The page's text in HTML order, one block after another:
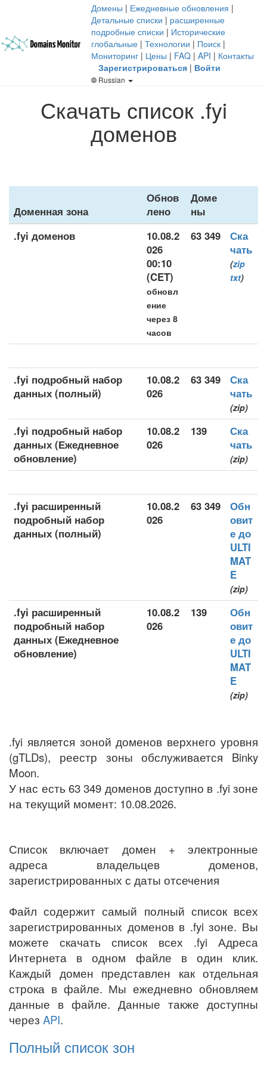
Домены | Ежедневные обновления |
Детальные списки | расширенные
подробные списки | Исторические
глобальные | Технологии | Поиск |
Мониторинг | Цены | FAQ | API | Контакты
Зарегистрироваться | Войти
Russian
Скачать список .fyi
доменов
Доменная зона
Обнов
лено
Доме
ны
.fyi доменов
10.08.2
026
00:10
(CET)
обновл
ение
через 8
часов
63 349
Ска
чать
(zip
txt)
.fyi подробный набор
данных (полный)
10.08.2
026
63 349
Ска
чать
(zip)
.fyi подробный набор
данных (Ежедневное
обновление)
10.08.2
026
139
Ска
чать
(zip)
.fyi расширенный
подробный набор
данных (полный)
10.08.2
026
63 349
Обн
овит
е до
ULTI
MAT
E
(zip)
.fyi расширенный
подробный набор
данных (Ежедневное
обновление)
10.08.2
026
139
Обн
овит
е до
ULTI
MAT
E
(zip)
.fyi является зоной доменов верхнего уровня
(gTLDs), реестр зоны обслуживается Binky
Moon.
У нас есть 63 349 доменов доступно в .fyi зоне
на текущий момент: 10.08.2026.
Список включает домен + электронные
адреса владельцев доменов,
зарегистрированных с даты отсечения
Файл содержит самый полный список всех
зарегистрированных доменов в .fyi зоне. Вы
можете скачать список всех .fyi Адреса
Интернета в одном файле в один клик.
Каждый домен представлен как отдельная
строка в файле. Мы ежедневно обновляем
данные в файле. Данные также доступны
через API.
Полный список зон